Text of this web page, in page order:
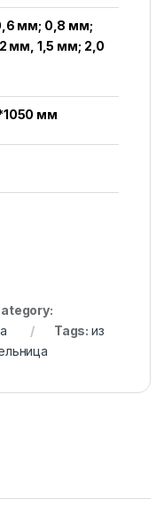
мм; 0,8 мм;
мм, 1,5 мм; 2,0
мм
Tags: из